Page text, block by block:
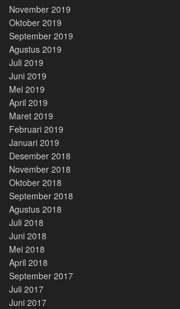
November 2019
Oktober 2019
September 2019
Agustus 2019
Juli 2019
Juni 2019
Mei 2019
April 2019
Maret 2019
Februari 2019
Januari 2019
Desember 2018
November 2018
Oktober 2018
September 2018
Agustus 2018
Juli 2018
Juni 2018
Mei 2018
April 2018
September 2017
Juli 2017
Juni 2017